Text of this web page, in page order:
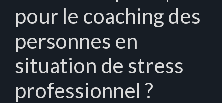
pour le coaching des
personnes en
situation de stress
professionnel ?